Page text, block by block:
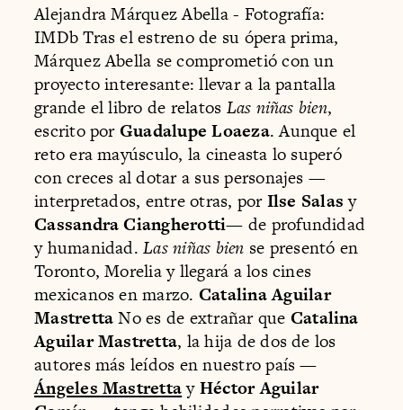
Alejandra Márquez Abella - Fotografía:
IMDb Tras el estreno de su ópera prima,
Márquez Abella se comprometió con un
proyecto interesante: llevar a la pantalla
grande el libro de relatos Las niñas bien,
escrito porGuadalupe Loaeza. Aunque el
reto era mayúsculo, la cineasta lo superó
con creces al dotar a sus personajes —
interpretados, entre otras, porIlse Salasy
Cassandra Ciangherotti— de profundidad
y humanidad.Las niñas bien se presentó en
Toronto, Morelia y llegará a los cines
mexicanos en marzo. Catalina Aguilar
MastrettaNo es de extrañar que Catalina
Aguilar Mastretta, la hija de dos de los
autores más leídos en nuestro país —
Ángeles MastrettayHéctor Aguilar